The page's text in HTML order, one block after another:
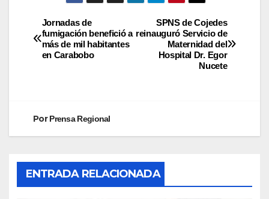
SPNS de Cojedes
reinauguró Servicio de
Maternidad del
Hospital Dr. Egor
Nucete
Jornadas de
fumigación benefició a
más de mil habitantes
en Carabobo
PorPrensa Regional
ENTRADA RELACIONADA